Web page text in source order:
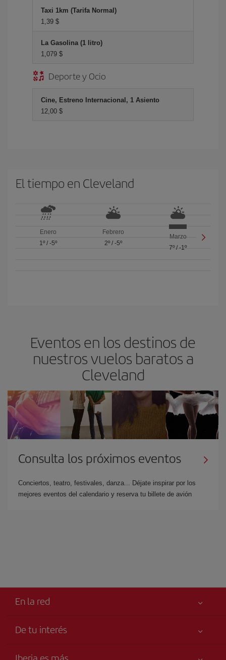
Taxi 1km (Tarifa Normal)
1,39 $
La Gasolina (1 litro)
1,079 $
Deporte y Ocio
Cine, Estreno Internacional, 1 Asiento
12,00 $
El tiempo en Cleveland
Enero
1º/ -5º
Febrero
2º/ -5º
Marzo
7º /-1º
Eventos en los destinos de
nuestros vuelos baratos a
Cleveland
Consulta los próximos eventos
Conciertos, teatro, festivales, danza... Déjate inspirar por los
mejores eventos del calendario y reserva tu billete de avión
En la red
De tu interés